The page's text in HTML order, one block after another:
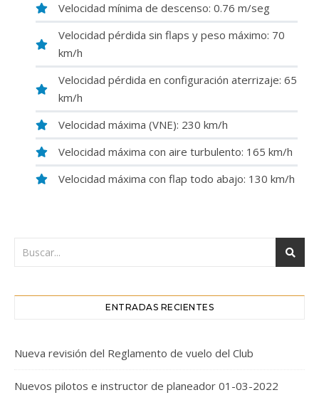
Velocidad mínima de descenso: 0.76 m/seg
Velocidad pérdida sin flaps y peso máximo: 70
km/h
Velocidad pérdida en configuración aterrizaje: 65
km/h
Velocidad máxima (VNE): 230 km/h
Velocidad máxima con aire turbulento: 165 km/h
Velocidad máxima con flap todo abajo: 130 km/h
ENTRADAS RECIENTES
Nueva revisión del Reglamento de vuelo del Club
Nuevos pilotos e instructor de planeador 01-03-2022